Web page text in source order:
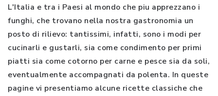
L'Italia e tra i Paesi al mondo che piu apprezzano i
funghi, che trovano nella nostra gastronomia un
posto di rilievo: tantissimi, infatti, sono i modi per
cucinarli e gustarli, sia come condimento per primi
piatti sia come cotorno per carne e pesce sia da soli,
eventualmente accompagnati da polenta. In queste
pagine vi presentiamo alcune ricette classiche che